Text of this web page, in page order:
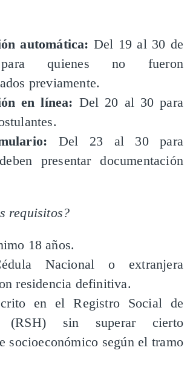
automática: Del 19 al 30 de
quienes no fueron
previamente.
en línea: Del 20 al 30 para
Del 23 al 30 para
presentar documentación
requisitos?
18 años.
Nacional o extranjera
residencia definitiva.
en el Registro Social de
(RSH) sin superar cierto
socioeconómico según el tramo